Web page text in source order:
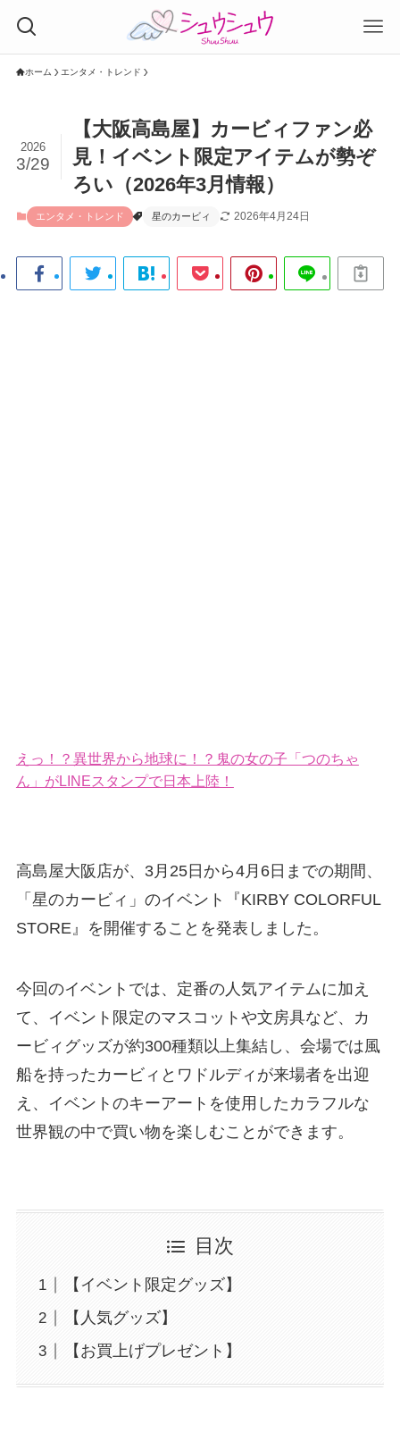
ホーム エンタメ・トレンド
【大阪高島屋】カービィファン必
見！イベント限定アイテムが勢ぞ
ろい（2026年3月情報）
2026
3/29
エンタメ・トレンド 星のカービィ 2026年4月24日
えっ！？異世界から地球に！？鬼の女の子「つのちゃ
ん」がLINEスタンプで日本上陸！
高島屋大阪店が、3月25日から4月6日までの期間、
「星のカービィ」のイベント『KIRBY COLORFUL
STORE』を開催することを発表しました。
今回のイベントでは、定番の人気アイテムに加え
て、イベント限定のマスコットや文房具など、カ
ービィグッズが約300種類以上集結し、会場では風
船を持ったカービィとワドルディが来場者を出迎
え、イベントのキーアートを使用したカラフルな
世界観の中で買い物を楽しむことができます。
目次
【イベント限定グッズ】
【人気グッズ】
【お買上げプレゼント】